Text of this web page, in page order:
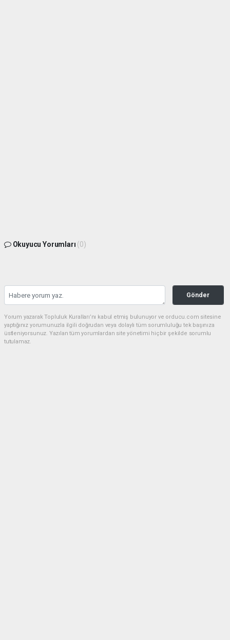
Okuyucu Yorumları (0)
Gönder
Yorum yazarak Topluluk Kuralları’nı kabul etmiş bulunuyor ve orducu.com sitesine
yaptığınız yorumunuzla ilgili doğrudan veya dolaylı tüm sorumluluğu tek başınıza
üstleniyorsunuz. Yazılan tüm yorumlardan site yönetimi hiçbir şekilde sorumlu
tutulamaz.